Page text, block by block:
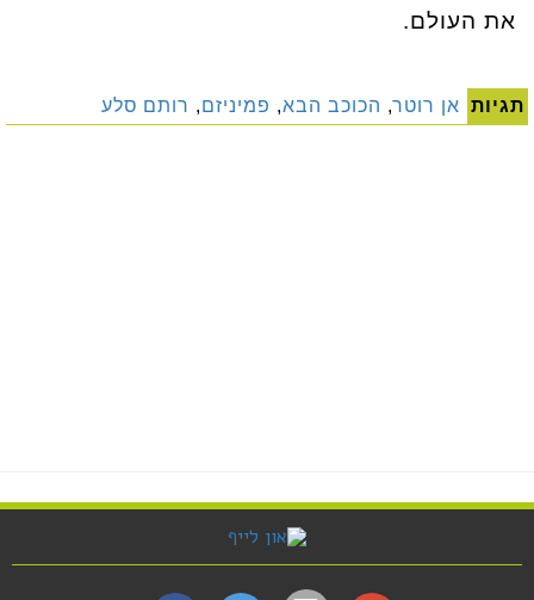
את העולם.
תגיות אן רוטר, הכוכב הבא, פמיניזם, רותם סלע